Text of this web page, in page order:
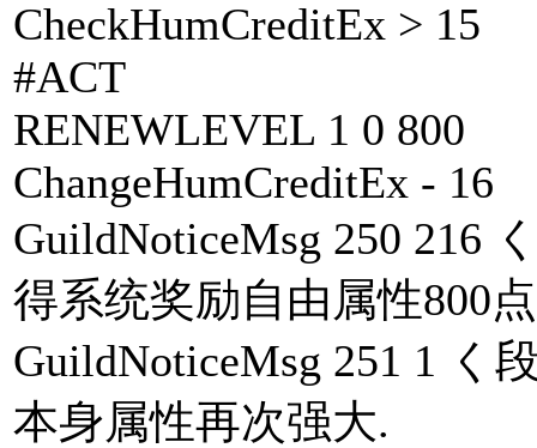
CheckHumCreditEx > 15
#ACT
RENEWLEVEL 1 0 800
ChangeHumCreditEx - 16
GuildNoticeMsg 250 216
得系统奖励自由属性800
GuildNoticeMsg 251 1 く
本身属性再次强大.